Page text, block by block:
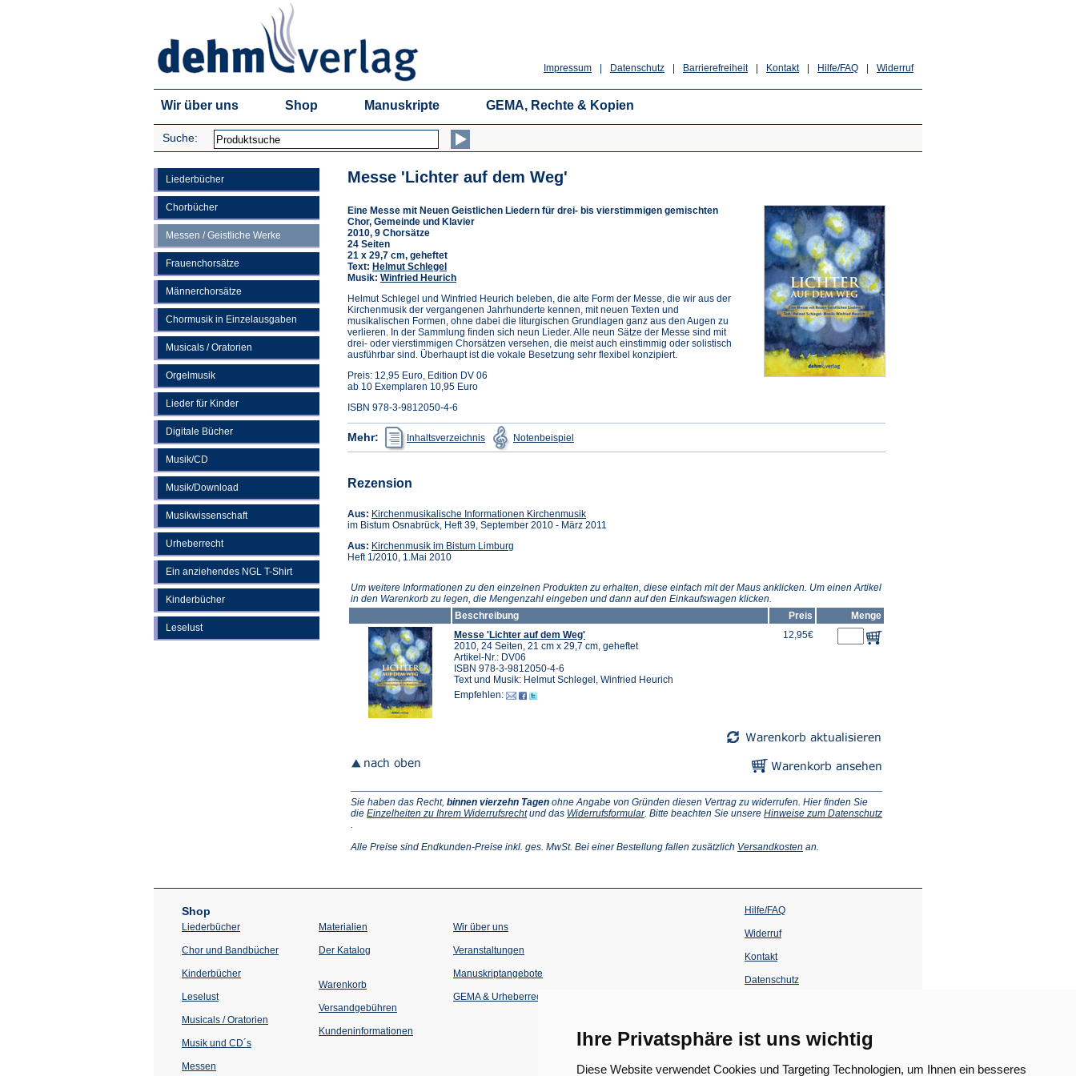
Ihre Privatsphäre ist uns wichtig
Diese Website verwendet Cookies und Targeting Technologien, um Ihnen ein besseres
Widerruf
Hilfe/FAQ
Kontakt
Barrierefreiheit
Datenschutz
Impressum
Wir über uns Shop Manuskripte GEMA, Rechte & Kopien
Suche:
Liederbücher
Chorbücher
Messen / Geistliche Werke
Frauenchorsätze
Männerchorsätze
Chormusik in Einzelausgaben
Musicals / Oratorien
Orgelmusik
Lieder für Kinder
Digitale Bücher
Musik/CD
Musik/Download
Musikwissenschaft
Urheberrecht
Ein anziehendes NGL T-Shirt
Kinderbücher
Leselust
Messe 'Lichter auf dem Weg'
Eine Messe mit Neuen Geistlichen Liedern für drei- bis vierstimmigen gemischten
Chor, Gemeinde und Klavier
2010, 9 Chorsätze
24 Seiten
21 x 29,7 cm, geheftet
Text: Helmut Schlegel
Musik: Winfried Heurich
Helmut Schlegel und Winfried Heurich beleben, die alte Form der Messe, die wir aus der
Kirchenmusik der vergangenen Jahrhunderte kennen, mit neuen Texten und
musikalischen Formen, ohne dabei die liturgischen Grundlagen ganz aus den Augen zu
verlieren. In der Sammlung finden sich neun Lieder. Alle neun Sätze der Messe sind mit
drei- oder vierstimmigen Chorsätzen versehen, die meist auch einstimmig oder solistisch
ausführbar sind. Überhaupt ist die vokale Besetzung sehr flexibel konzipiert.
Preis: 12,95 Euro, Edition DV 06
ab 10 Exemplaren 10,95 Euro
ISBN 978-3-9812050-4-6
Mehr: Inhaltsverzeichnis
(Öffnet
in
einem
Notenbeispiel in
einem
Rezension
Aus: Kirchenmusikalische Informationen Kirchenmusik(Öffnet
in
im Bistum Osnabrück, Heft 39, September 2010 - März 2011
Aus: Kirchenmusik im Bistum Limburg
Tab)
Heft 1/2010, 1.Mai 2010
Um weitere Informationen zu den einzelnen Produkten zu erhalten, diese einfach mit der Maus anklicken. Um einen Artikel
in den Warenkorb zu legen, die Mengenzahl eingeben und dann auf den Einkaufswagen klicken.
Beschreibung
Preis
Menge
Messe 'Lichter auf dem Weg'
2010, 24 Seiten, 21 cm x 29,7 cm, geheftet
Artikel-Nr.: DV06
ISBN 978-3-9812050-4-6
Text und Musik: Helmut Schlegel, Winfried Heurich
Empfehlen:
12,95€
Sie haben das Recht, binnen vierzehn Tagen ohne Angabe von Gründen diesen Vertrag zu widerrufen. Hier finden Sie
die Einzelheiten zu Ihrem Widerrufsrecht(Öffnet
neuen
und das Widerrufsformular(Öffnet
neuen
. Bitte beachten Sie unsere Hinweise zum Datenschutz
einem
.
Alle Preise sind Endkunden-Preise inkl. ges. MwSt. Bei einer Bestellung fallen zusätzlich Versandkosten (Öffnet
Tab)
an.
Shop
Liederbücher
Chor und Bandbücher
Kinderbücher
Leselust
Musicals / Oratorien
Musik und CD´s
Messen
Materialien
Der Katalog
Warenkorb
Versandgebühren
Kundeninformationen
Wir über uns
Veranstaltungen
einem
Tab)
Manuskriptangebote
GEMA & Urheberrecht
Hilfe/FAQ
Widerruf
Kontakt
Datenschutz
einem